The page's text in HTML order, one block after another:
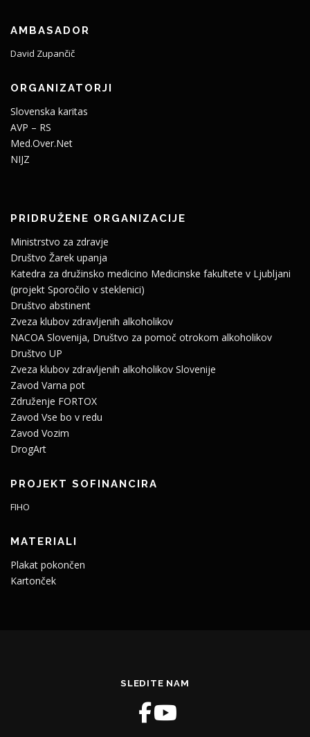
AMBASADOR
David Zupančič
ORGANIZATORJI
Slovenska karitas
AVP – RS
Med.Over.Net
NIJZ
PRIDRUŽENE ORGANIZACIJE
Ministrstvo za zdravje
Društvo Žarek upanja
Katedra za družinsko medicino Medicinske fakultete v Ljubljani
(projekt Sporočilo v steklenici)
Društvo abstinent
Zveza klubov zdravljenih alkoholikov
NACOA Slovenija, Društvo za pomoč otrokom alkoholikov
Društvo UP
Zveza klubov zdravljenih alkoholikov Slovenije
Zavod Varna pot
Združenje FORTOX
Zavod Vse bo v redu
Zavod Vozim
DrogArt
PROJEKT SOFINANCIRA
FIHO
MATERIALI
Plakat pokončen
Kartonček
SLEDITE NAM